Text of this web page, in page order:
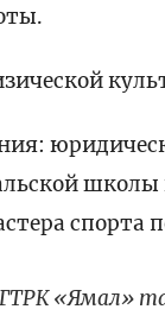
школы
спорта
«Ямал»